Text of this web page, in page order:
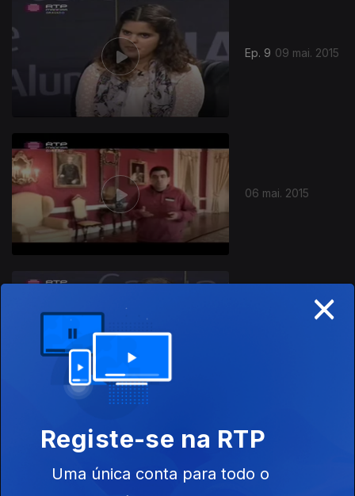
Ep. 9 09 mai. 2015
06 mai. 2015
×
Registe-se na RTP
Uma única conta para todo o